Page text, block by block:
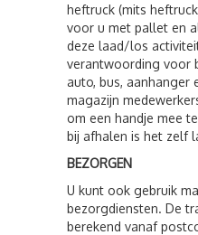
heftruck (mits
voor u met pallet en
deze laad/los
verantwoording voor
auto, bus, aanhanger
magazijn
om een handje mee
bij afhalen is het zelf
BEZORGEN
U kunt ook gebruik
bezorgdiensten. De
berekend vanaf